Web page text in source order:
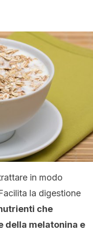
in modo
la digestione
che
della melatonina e